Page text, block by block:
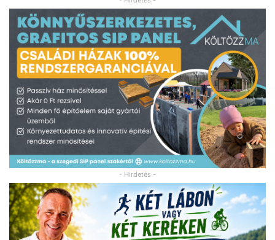
- Hirdetés -